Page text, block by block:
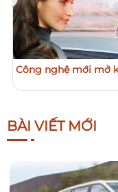
Công nghệ mới mở
BÀI VIẾT MỚI